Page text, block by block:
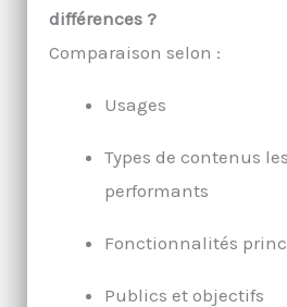
différences ?
Comparaison selon :
Usages
Types de contenus
performants
Fonctionnalités
Publics et objectifs